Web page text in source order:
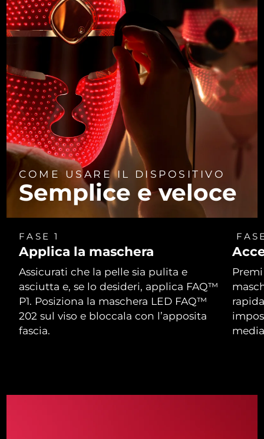
COME USARE IL DISPOSITIVO
Semplice e veloce
FASE 1
Applica la maschera
Assicurati che la pelle sia pulita e
asciutta e, se lo desideri, applica FAQ™
P1. Posiziona la maschera LED FAQ™
202 sul viso e bloccala con l’apposita
fascia.